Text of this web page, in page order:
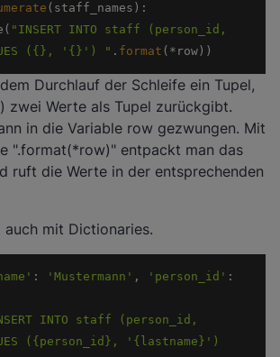
"INSERT INTO staff (person_id,
({}, '{}') " . format (*row))
Durchlauf der Schleife ein Tupel,
zwei Werte als Tupel zurückgibt.
in die Variable row gezwungen. Mit
".format(*row)" entpackt man das
ruft die Werte in der entsprechenden
mit Dictionaries.
: 'Mustermann' , 'person_id'
INTO staff (person_id,
({person_id}, '{lastname}')